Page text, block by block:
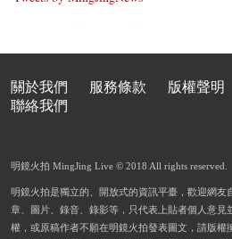
關於我們 服務條款 版權聲明
聯絡我們
明鏡火拍 MingJing Live © 2018 All rights reserved.
明鏡火拍是獨立的、開放式的資訊平臺，歡迎網友
章、圖片、錄音、錄影等，只代表上貼者個人意見
權，或原稿作者不願在明鏡火拍發表圖文，請版權